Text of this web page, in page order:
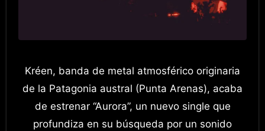
Kréen, banda de metal atmosférico originaria
de la Patagonia austral (Punta Arenas), acaba
de estrenar “Aurora”, un nuevo single que
profundiza en su búsqueda por un sonido